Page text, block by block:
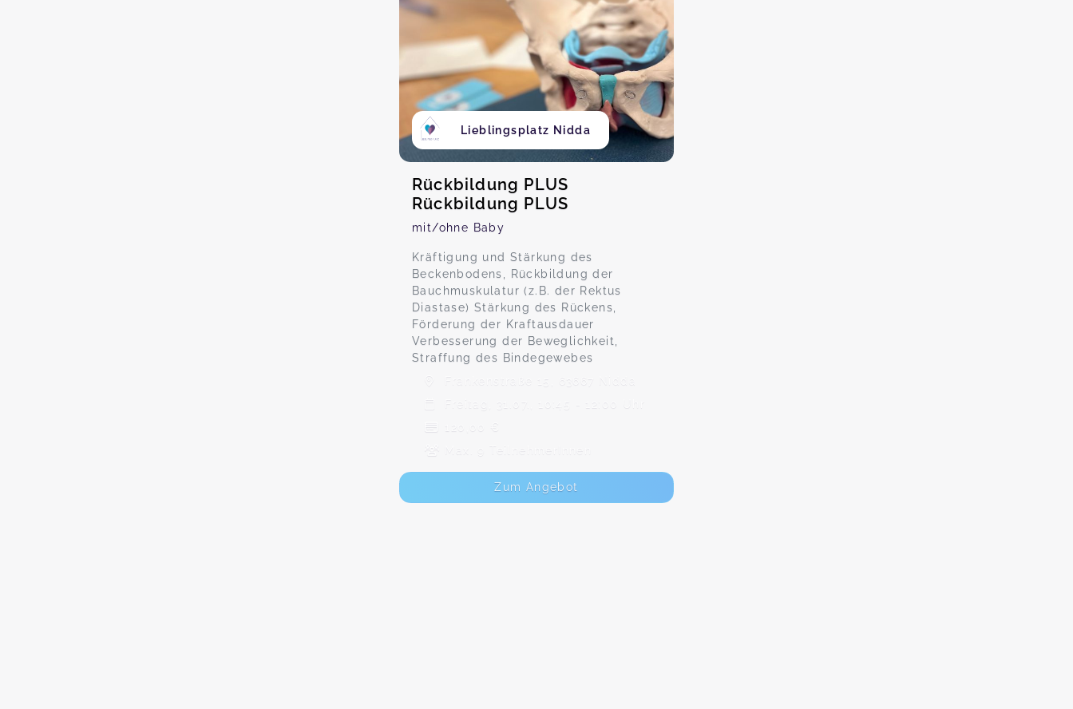
Lieblingsplatz Nidda
Rückbildung PLUS
Rückbildung PLUS
mit/ohne Baby
Kräftigung und Stärkung des
Beckenbodens, Rückbildung der
Bauchmuskulatur (z.B. der Rektus
Diastase) Stärkung des Rückens,
Förderung der Kraftausdauer
Verbesserung der Beweglichkeit,
Straffung des Bindegewebes
Frankenstraße 15, 63667 Nidda
Freitag, 31.07., 10:45 - 12:00 Uhr
120,00 €
Max. 9 TeilnehmerInnen
Zum Angebot